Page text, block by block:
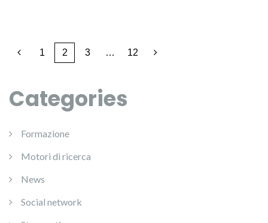
1 2 3 … 12
Categories
Formazione
Motori di ricerca
News
Social network